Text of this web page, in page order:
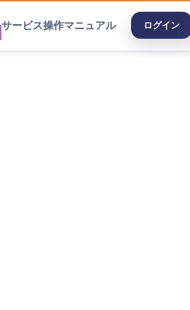
サービス操作マニュアル ログイン